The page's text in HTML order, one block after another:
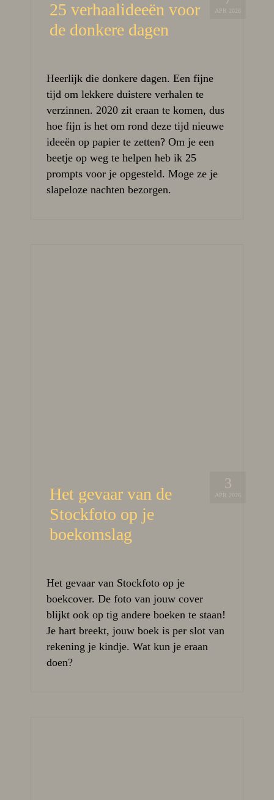
APR 2026
25 verhaalideeën voor
de donkere dagen
Heerlijk die donkere dagen. Een fijne
tijd om lekkere duistere verhalen te
verzinnen. 2020 zit eraan te komen, dus
hoe fijn is het om rond deze tijd nieuwe
ideeën op papier te zetten? Om je een
beetje op weg te helpen heb ik 25
prompts voor je opgesteld. Moge ze je
slapeloze nachten bezorgen.
3
APR 2026
Het gevaar van de
Stockfoto op je
boekomslag
Het gevaar van Stockfoto op je
boekcover. De foto van jouw cover
blijkt ook op tig andere boeken te staan!
Je hart breekt, jouw boek is per slot van
rekening je kindje. Wat kun je eraan
doen?